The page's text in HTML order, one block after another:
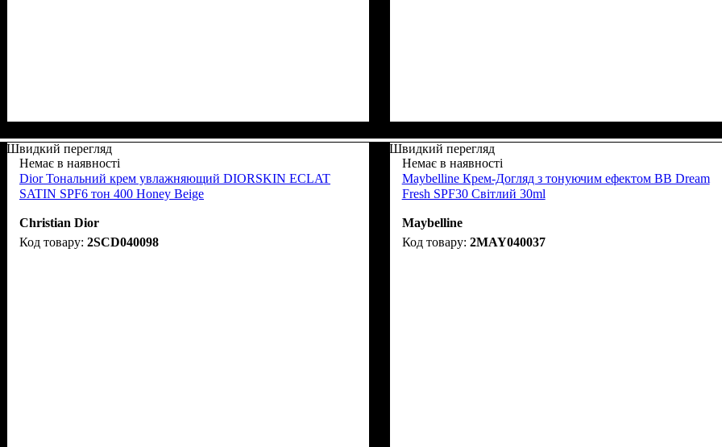
Швидкий перегляд
Немає в наявності
Dior Тональний крем увлажняющий DIORSKIN ECLAT
SATIN SPF6 тон 400 Honey Beige
Christian Dior
2SCD040098
Швидкий перегляд
Немає в наявності
Maybelline Крем-Догляд з тонуючим ефектом BB Dream
Fresh SPF30 Світлий 30ml
Maybelline
2MAY040037